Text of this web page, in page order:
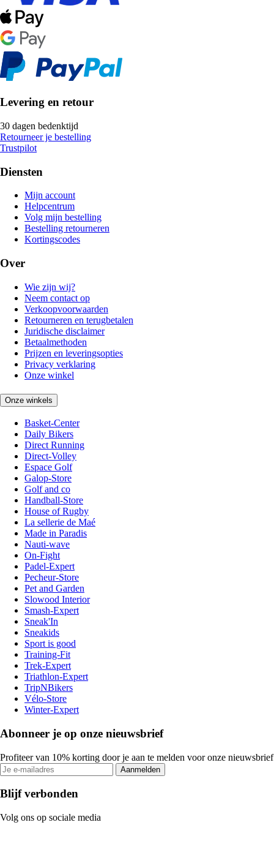
Levering en retour
30 dagen bedenktijd
Retourneer je bestelling
Trustpilot
Diensten
Mijn account
Helpcentrum
Volg mijn bestelling
Bestelling retourneren
Kortingscodes
Over
Wie zijn wij?
Neem contact op
Verkoopvoorwaarden
Retourneren en terugbetalen
Juridische disclaimer
Betaalmethoden
Prijzen en leveringsopties
Privacy verklaring
Onze winkel
Onze winkels
Basket-Center
Daily Bikers
Direct Running
Direct-Volley
Espace Golf
Galop-Store
Golf and co
Handball-Store
House of Rugby
La sellerie de Maé
Made in Paradis
Nauti-wave
On-Fight
Padel-Expert
Pecheur-Store
Pet and Garden
Slowood Interior
Smash-Expert
Sneak'In
Sneakids
Sport is good
Training-Fit
Trek-Expert
Triathlon-Expert
TripNBikers
Vélo-Store
Winter-Expert
Abonneer je op onze nieuwsbrief
Profiteer van 10% korting door je aan te melden voor onze nieuwsbrief
Aanmelden
Blijf verbonden
Volg ons op sociale media